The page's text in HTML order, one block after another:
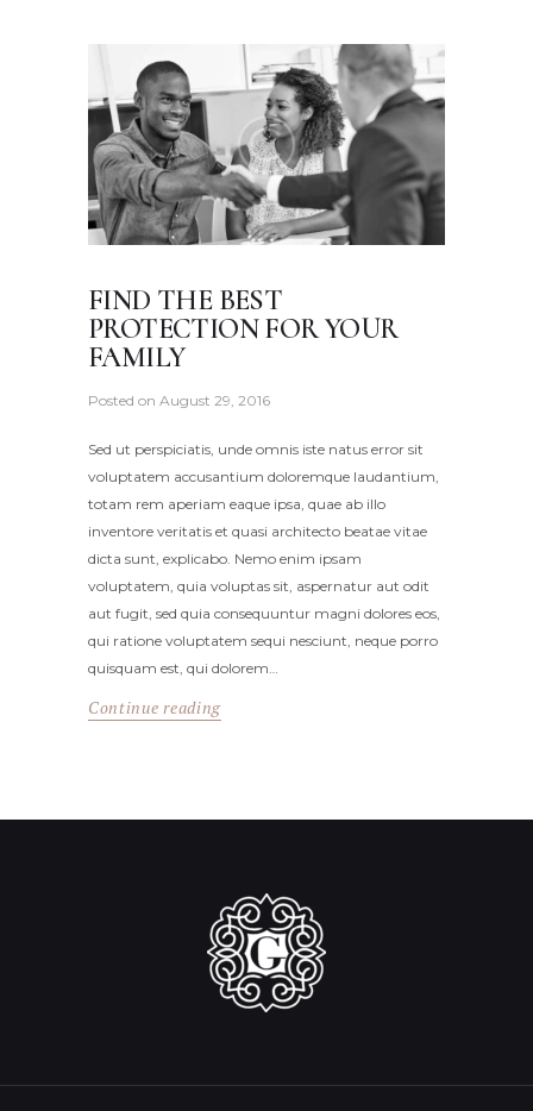
FIND THE BEST
PROTECTION FOR YOUR
FAMILY
Posted on August 29, 2016
Sed ut perspiciatis, unde omnis iste natus error sit
voluptatem accusantium doloremque laudantium,
totam rem aperiam eaque ipsa, quae ab illo
inventore veritatis et quasi architecto beatae vitae
dicta sunt, explicabo. Nemo enim ipsam
voluptatem, quia voluptas sit, aspernatur aut odit
aut fugit, sed quia consequuntur magni dolores eos,
qui ratione voluptatem sequi nesciunt, neque porro
quisquam est, qui dolorem…
Continue reading